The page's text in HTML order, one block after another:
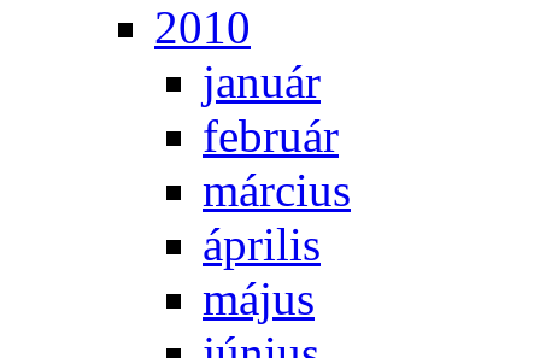
2010
ja­nu­ár
feb­ru­ár
már­ci­us
áp­ri­lis
má­jus